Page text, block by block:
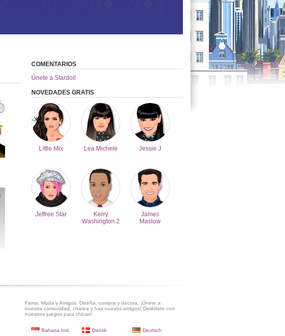
COMENTARIOS
Únete a Stardoll
NOVEDADES GRATIS
Little Mix Lea Michele Jessie J
Jeffree Star
Kerry
Washington 2
James
Maslow
Fama, Moda y Amigos. Diseña, compra y decora. ¡Únete a
nuestra comunidad, chatea y haz nuevos amigos! Diviértete con
nuestros juegos para chicas!
Bahasa Ind. Dansk
Deutsch